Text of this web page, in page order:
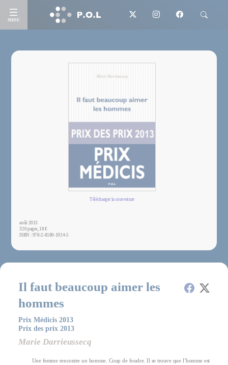
MENU
Télécharger la couverture
août 2013
320 pages, 18 €
ISBN : 978-2-8180-1924-5
Il faut beaucoup aimer les
hommes
Prix Médicis 2013
Prix des prix 2013
Marie Darrieussecq
Une femme rencontre un homme. Coup de foudre. Il se trouve que l’homme est